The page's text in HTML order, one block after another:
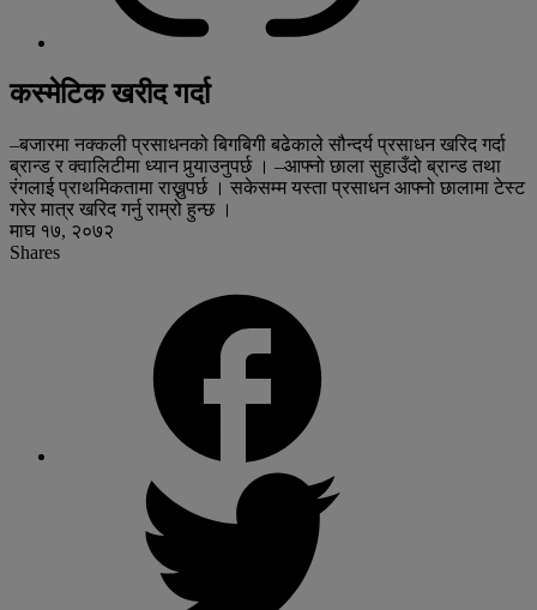
कस्मेटिक खरीद गर्दा
–बजारमा नक्कली प्रसाधनको बिगबिगी बढेकाले सौन्दर्य प्रसाधन खरिद गर्दा
ब्रान्ड र क्वालिटीमा ध्यान पुर्‍याउनुपर्छ । –आफ्नो छाला सुहाउँदो ब्रान्ड तथा
रंगलाई प्राथमिकतामा राख्नुपर्छ । सकेसम्म यस्ता प्रसाधन आफ्नो छालामा टेस्ट
गरेर मात्र खरिद गर्नु राम्रो हुन्छ ।
माघ १७, २०७२
Shares